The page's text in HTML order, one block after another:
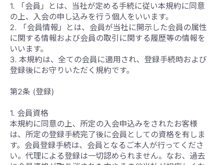
1. 「会員」とは、当社が定める手続に従い本規約に同意
の上、入会の申し込みを行う個人をいいます。
2. 「会員情報」とは、会員が当社に開示した会員の属性
に関する情報および会員の取引に関する履歴等の情報を
いいます。
3. 本規約は、全ての会員に適用され、登録手続時および
登録後にお守りいただく規約です。
第2条 (登録)
1. 会員資格
本規約に同意の上、所定の入会申込みをされたお客様
は、所定の登録手続完了後に会員としての資格を有しま
す。会員登録手続は、会員となるご本人が行ってくださ
い。代理による登録は一切認められません。なお、過去